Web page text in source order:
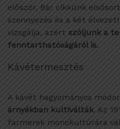
először. Bár cikkünk
szennyezés és a két
vizsgálja, azért szóljunk a
fenntarthatóságáról is.
Kávétermesztés
A kávét hagyományos
árnyékban kultiválták. Az
farmerek monokultúrára